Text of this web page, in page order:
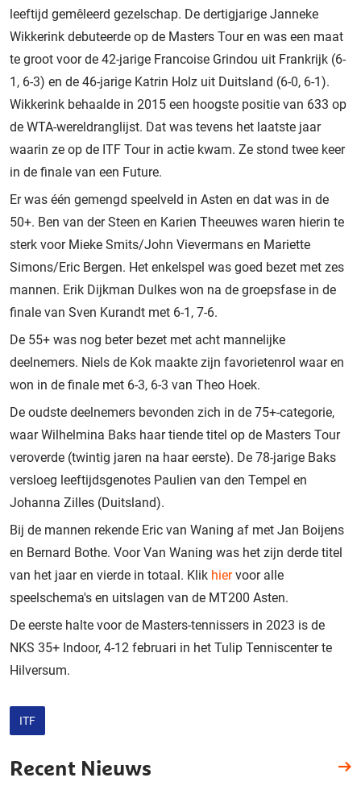
leeftijd gemêleerd gezelschap. De dertigjarige Janneke
Wikkerink debuteerde op de Masters Tour en was een maat
te groot voor de 42-jarige Francoise Grindou uit Frankrijk (6-
1, 6-3) en de 46-jarige Katrin Holz uit Duitsland (6-0, 6-1).
Wikkerink behaalde in 2015 een hoogste positie van 633 op
de WTA-wereldranglijst. Dat was tevens het laatste jaar
waarin ze op de ITF Tour in actie kwam. Ze stond twee keer
in de finale van een Future.
Er was één gemengd speelveld in Asten en dat was in de
50+. Ben van der Steen en Karien Theeuwes waren hierin te
sterk voor Mieke Smits/John Vievermans en Mariette
Simons/Eric Bergen. Het enkelspel was goed bezet met zes
mannen. Erik Dijkman Dulkes won na de groepsfase in de
finale van Sven Kurandt met 6-1, 7-6.
De 55+ was nog beter bezet met acht mannelijke
deelnemers. Niels de Kok maakte zijn favorietenrol waar en
won in de finale met 6-3, 6-3 van Theo Hoek.
De oudste deelnemers bevonden zich in de 75+-categorie,
waar Wilhelmina Baks haar tiende titel op de Masters Tour
veroverde (twintig jaren na haar eerste). De 78-jarige Baks
versloeg leeftijdsgenotes Paulien van den Tempel en
Johanna Zilles (Duitsland).
Bij de mannen rekende Eric van Waning af met Jan Boijens
en Bernard Bothe. Voor Van Waning was het zijn derde titel
van het jaar en vierde in totaal. Klik hiervoor alle
speelschema's en uitslagen van de MT200 Asten.
De eerste halte voor de Masters-tennissers in 2023 is de
NKS 35+ Indoor, 4-12 februari in het Tulip Tenniscenter te
Hilversum.
ITF
Recent Nieuws